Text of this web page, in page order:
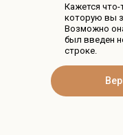
Кажется что-
которую вы
Возможно
был введен
строке.